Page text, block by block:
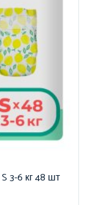
3-6 кг 48 шт